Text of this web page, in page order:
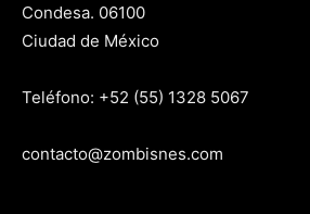
Condesa. 06100
Ciudad de México
Teléfono: +52 (55) 1328 5067
contacto@zombisnes.com